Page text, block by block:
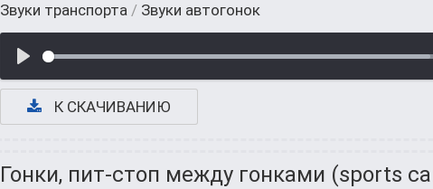
Звуки транспорта / Звуки автогонок
К СКАЧИВАНИЮ
Гонки, пит-стоп между гонками (sports